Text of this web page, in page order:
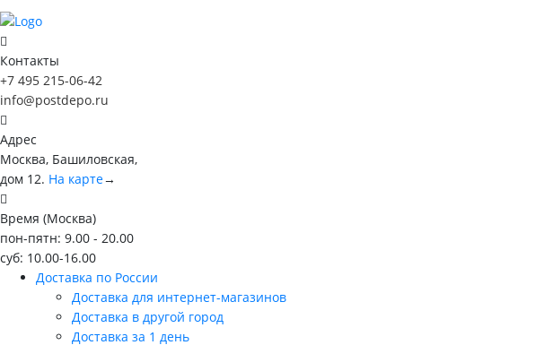
Контакты
+7 495 215-06-42
info@postdepo.ru
Адрес
Москва, Башиловская,
дом 12. На карте→
Время (Москва)
пон-пятн: 9.00 - 20.00
суб: 10.00-16.00
Доставка по России
Доставка для интернет-магазинов
Доставка в другой город
Доставка за 1 день